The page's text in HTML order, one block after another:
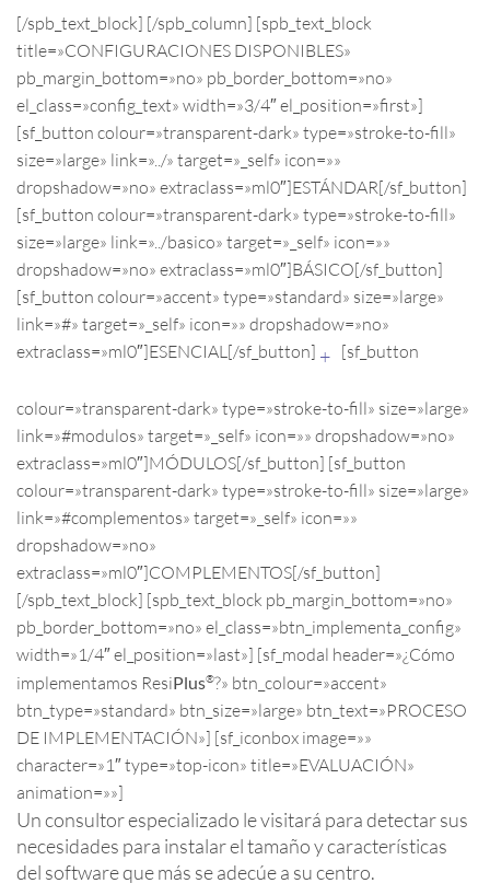
[/spb_text_block] [/spb_column] [spb_text_block
title=»CONFIGURACIONES DISPONIBLES»
pb_margin_bottom=»no» pb_border_bottom=»no»
el_class=»config_text» width=»3/4″ el_position=»first»]
[sf_button colour=»transparent-dark» type=»stroke-to-fill»
size=»large» link=»../» target=»_self» icon=»»
dropshadow=»no» extraclass=»ml0″]ESTÁNDAR[/sf_button]
[sf_button colour=»transparent-dark» type=»stroke-to-fill»
size=»large» link=»../basico» target=»_self» icon=»»
dropshadow=»no» extraclass=»ml0″]BÁSICO[/sf_button]
[sf_button colour=»accent» type=»standard» size=»large»
link=»#» target=»_self» icon=»» dropshadow=»no»
extraclass=»ml0″]ESENCIAL[/sf_button] + [sf_button
colour=»transparent-dark» type=»stroke-to-fill» size=»large»
link=»#modulos» target=»_self» icon=»» dropshadow=»no»
extraclass=»ml0″]MÓDULOS[/sf_button] [sf_button
colour=»transparent-dark» type=»stroke-to-fill» size=»large»
link=»#complementos» target=»_self» icon=»»
dropshadow=»no»
extraclass=»ml0″]COMPLEMENTOS[/sf_button]
[/spb_text_block] [spb_text_block pb_margin_bottom=»no»
pb_border_bottom=»no» el_class=»btn_implementa_config»
width=»1/4″ el_position=»last»] [sf_modal header=»¿Cómo
implementamos ResiPlus®?» btn_colour=»accent»
btn_type=»standard» btn_size=»large» btn_text=»PROCESO
DE IMPLEMENTACIÓN»] [sf_iconbox image=»»
character=»1″ type=»top-icon» title=»EVALUACIÓN»
animation=»»]
Un consultor especializado le visitará para detectar sus
necesidades para instalar el tamaño y características
del software que más se adecúe a su centro.